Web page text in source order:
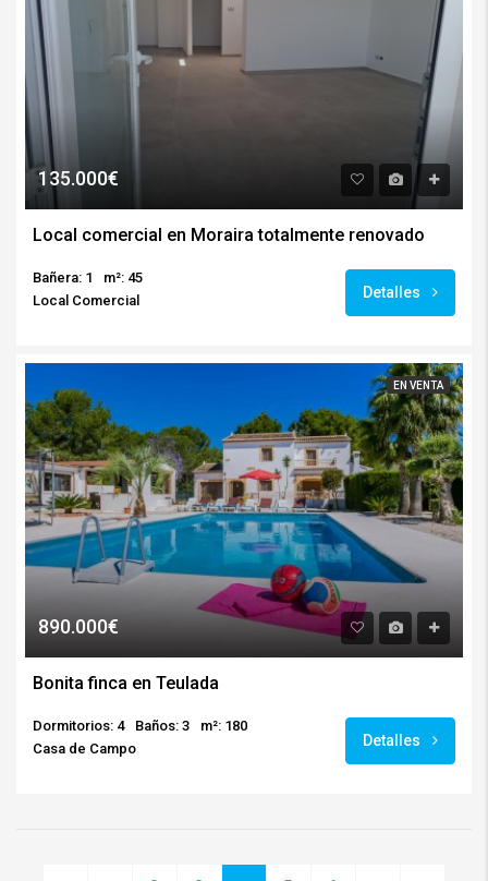
135.000€
Local comercial en Moraira totalmente renovado
Bañera: 1
m²: 45
Local Comercial
Detalles
EN VENTA
890.000€
Bonita finca en Teulada
Dormitorios: 4 Baños: 3
m²: 180
Casa de Campo
Detalles